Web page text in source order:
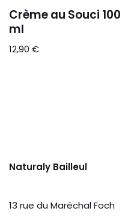
Crème au Souci 100
ml
12,90 €
Naturaly Bailleul
13 rue du Maréchal Foch